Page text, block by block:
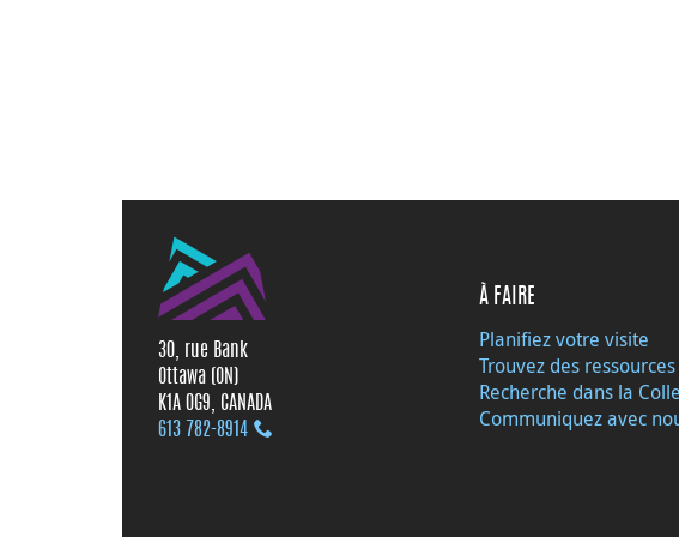
30, rue Bank
Ottawa (ON)
K1A 0G9, CANADA
613 782‑8914
À FAIRE
Planifiez votre visite
Trouvez des
Recherche dans la
Communiquez avec